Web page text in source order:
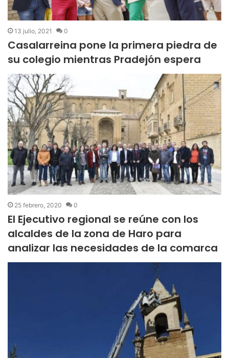
13 julio, 2021 0
Casalarreina pone la primera piedra de
su colegio mientras Pradejón espera
25 febrero, 2020 0
El Ejecutivo regional se reúne con los
alcaldes de la zona de Haro para
analizar las necesidades de la comarca